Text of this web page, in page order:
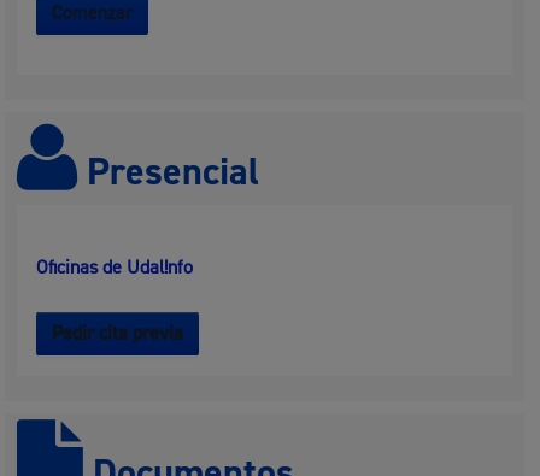
Comenzar
Presencial
Oficinas de Udal!nfo
Pedir cita previa